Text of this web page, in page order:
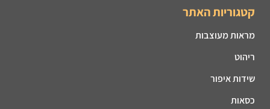
קטגוריות האתר
מראות מעוצבות
ריהוט
שידות איפור
כסאות